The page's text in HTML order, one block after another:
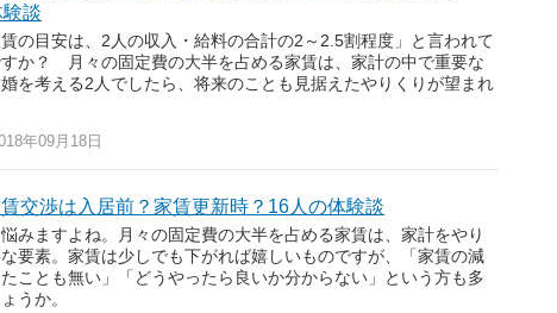
談
賃の目安は、2人の収入・給料の合計の2～2.5割程度」と言われて
か？ 月々の固定費の大半を占める家賃は、家計の中で重要な
を考える2人でしたら、将来のことも見据えたやりくりが望まれ
年09月18日
交渉は入居前？家賃更新時？16人の体験談
みますよね。月々の固定費の大半を占める家賃は、家計をやり
要素。家賃は少しでも下がれば嬉しいものですが、「家賃の減
ことも無い」「どうやったら良いか分からない」という方も多
うか。